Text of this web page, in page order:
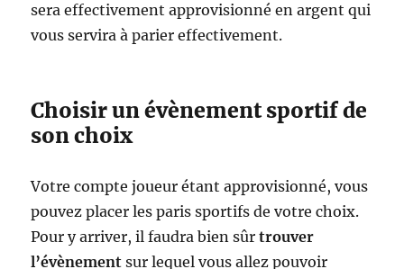
sera effectivement approvisionné en argent qui
vous servira à parier effectivement.
Choisir un évènement sportif de
son choix
Votre compte joueur étant approvisionné, vous
pouvez placer les paris sportifs de votre choix.
Pour y arriver, il faudra bien sûrtrouver
l’évènement sur lequel vous allez pouvoir